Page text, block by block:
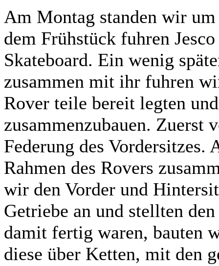
Am Montag standen wir
dem Frühstück fuhren
Skateboard. Ein wenig
zusammen mit ihr fuhren
Rover teile bereit legten
zusammenzubauen. Zuerst
Federung des
Rahmen des Rovers
wir den Vorder und
Getriebe an und stellten
damit fertig waren, bauten
diese über Ketten, mit den